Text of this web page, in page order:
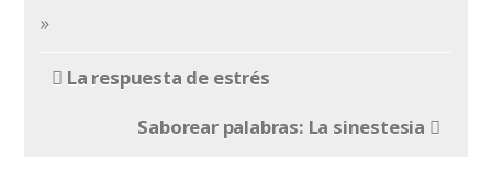
»
La respuesta de estrés
Saborear palabras: La sinestesia